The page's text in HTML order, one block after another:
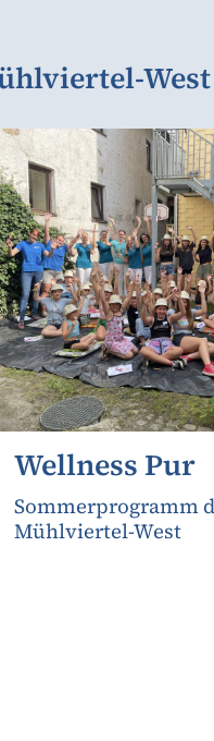
West
Wellness Pur
Sommerprogramm
Mühlviertel-West